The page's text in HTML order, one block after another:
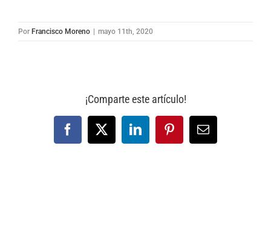
Por Francisco Moreno | mayo 11th, 2020
¡Comparte este artículo!
Facebook
X LinkedInPinterestCorreo
electrónico